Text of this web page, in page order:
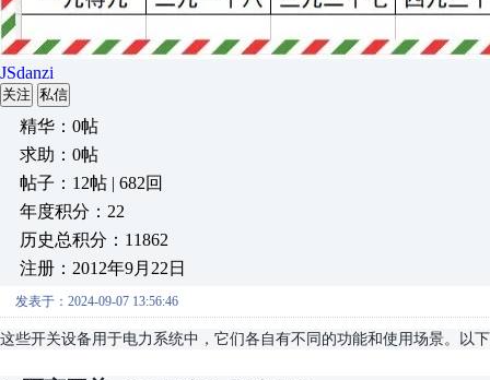
JSdanzi
关注 私信
精华：0帖
求助：0帖
帖子：12帖 | 682回
年度积分：22
历史总积分：11862
注册：2012年9月22日
发表于：2024-09-07 13:56:46
这些开关设备用于电力系统中，它们各自有不同的功能和使用场景。以